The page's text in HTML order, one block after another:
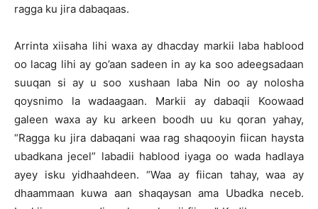
ragga ku jira dabaqaas.
Arrinta xiisaha lihi waxa ay dhacday markii laba hablood
oo lacag lihi ay go’aan sadeen in ay ka soo adeegsadaan
suuqan si ay u soo xushaan laba Nin oo ay nolosha
qoysnimo la wadaagaan. Markii ay dabaqii Koowaad
galeen waxa ay ku arkeen boodh uu ku qoran yahay,
“Ragga ku jira dabaqani waa rag shaqooyin fiican haysta
ubadkana jecel” labadii hablood iyaga oo wada hadlaya
ayey isku yidhaahdeen. “Waa ay fiican tahay, waa ay
dhaammaan kuwa aan shaqaysan ama Ubadka neceb.